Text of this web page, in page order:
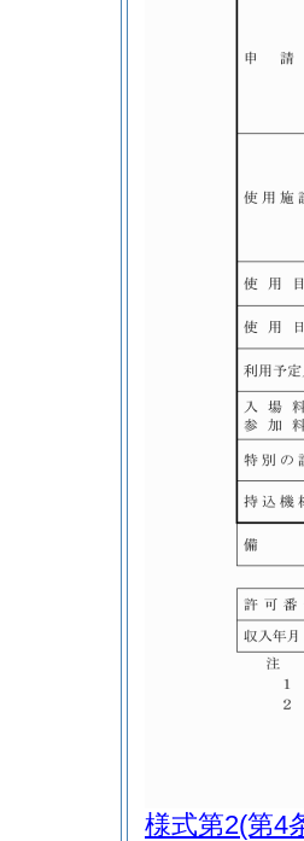
様式第2(第4